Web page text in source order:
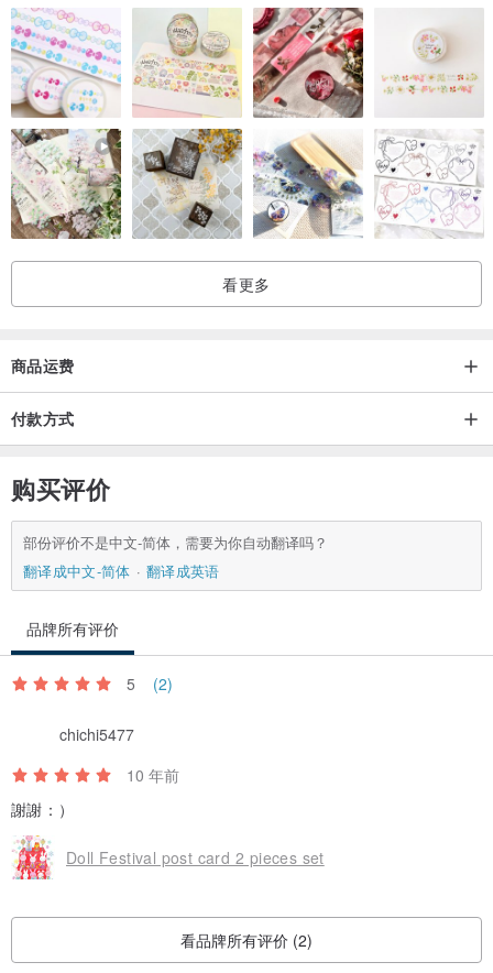
看更多
商品运费
付款方式
购买评价
部份评价不是中文-简体，需要为你自动翻译吗？
翻译成中文-简体
翻译成英语
品牌所有评价
5 (2)
chichi5477
10 年前
謝謝：）
Doll Festival post card 2 pieces set
看品牌所有评价 (2)